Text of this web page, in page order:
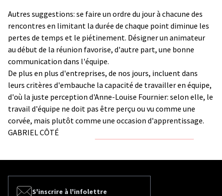
Autres suggestions: se faire un ordre du jour à chacune des
rencontres en limitant la durée de chaque point diminue les
pertes de temps et le piétinement. Désigner un animateur
au début de la réunion favorise, d'autre part, une bonne
communication dans l'équipe.
De plus en plus d'entreprises, de nos jours, incluent dans
leurs critères d'embauche la capacité de travailler en équipe,
d'où la juste perception d'Anne-Louise Fournier: selon elle, le
travail d'équipe ne doit pas être perçu ou vu comme une
corvée, mais plutôt comme une occasion d'apprentissage.
GABRIEL CÔTÉ
S'inscrire à l'infolettre